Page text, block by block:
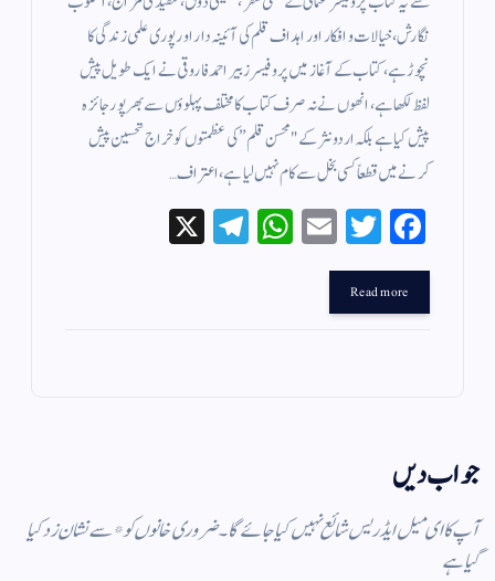
نگارش، خیالات و افکار اور اہداف قلم کی آئینہ دار اور پوری علمی زندگی کا
نچوڑ ہے، کتاب کے آغاز میں پروفیسر زبیر احمد فاروقی نے ایک طویل پیش
لفظ لکھا ہے، انھوں نے نہ صرف کتاب کا مختلف پہلوؤں سے بھرپور جائزہ
پیش کیا ہے بلکہ اردو نثر کے "محسن قلم” کی عظمتوں کو خراج تحسین پیش
کرنے میں قطعاً کسی بخل سے کام نہیں لیاہے، اعتراف…
Fa
ce
bo
ok
T
wi
r
E
m
W
ha
Te
le
Read more
جواب دیں
آپ کا ای میل ایڈریس شائع نہیں کیا جائے گا۔ضروری خانوں کو*سے نشان زد کیا
گیا ہے